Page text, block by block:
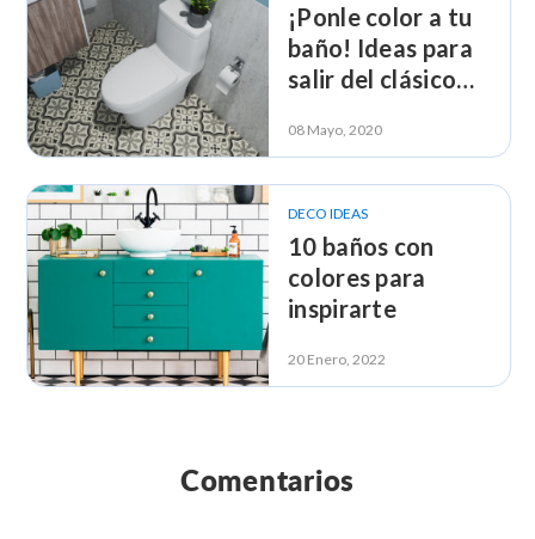
¡Ponle color a tu
baño! Ideas para
salir del clásico
08 Mayo, 2020
DECO IDEAS
10 baños con
colores para
inspirarte
20 Enero, 2022
Comentarios